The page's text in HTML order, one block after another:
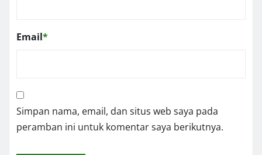
Email*
Simpan nama, email, dan situs web saya pada
peramban ini untuk komentar saya berikutnya.